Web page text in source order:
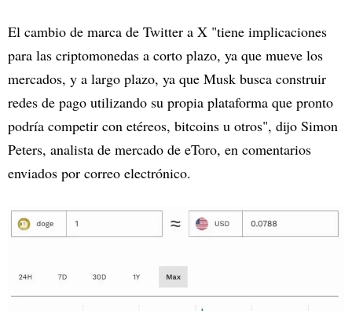
El cambio de marca de Twitter a X "tiene implicaciones
para las criptomonedas a corto plazo, ya que mueve los
mercados, y a largo plazo, ya que Musk busca construir
redes de pago utilizando su propia plataforma que pronto
podría competir con etéreos, bitcoins u otros", dijo Simon
Peters, analista de mercado de eToro, en comentarios
enviados por correo electrónico.